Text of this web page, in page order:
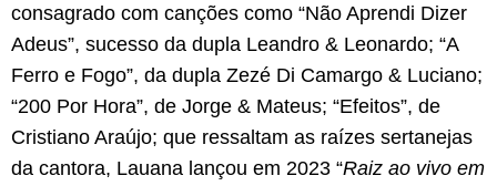
consagrado com canções como “Não Aprendi Dizer
Adeus”, sucesso da dupla Leandro & Leonardo; “A
Ferro e Fogo”, da dupla Zezé Di Camargo & Luciano;
“200 Por Hora”, de Jorge & Mateus; “Efeitos”, de
Cristiano Araújo; que ressaltam as raízes sertanejas
da cantora, Lauana lançou em 2023 “Raiz ao vivo em